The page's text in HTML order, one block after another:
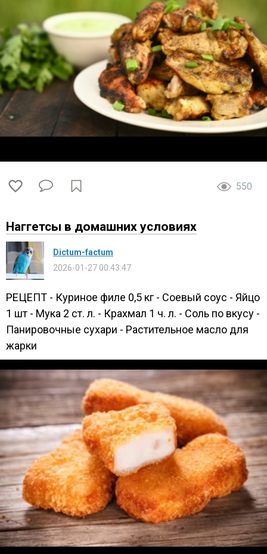
550
Наггетсы в домашних условиях
Dictum-factum
2026-01-27 00:43:47
РЕЦЕПТ - Куриное филе 0,5 кг - Соевый соус - Яйцо
1 шт - Мука 2 ст. л. - Крахмал 1 ч. л. - Соль по вкусу -
Панировочные сухари - Растительное масло для
жарки